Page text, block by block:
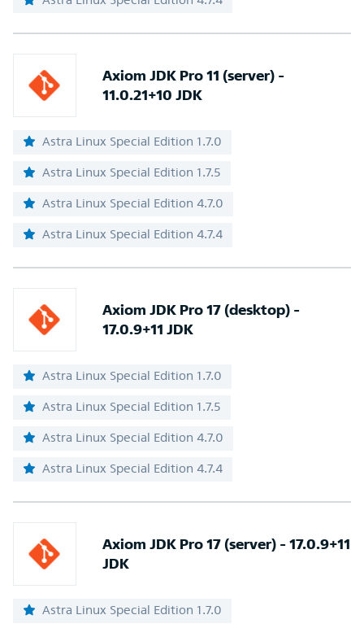
Axiom JDK Pro 11 (server) -
11.0.21+10 JDK
Astra Linux Special Edition 1.7.0
Astra Linux Special Edition 1.7.5
Astra Linux Special Edition 4.7.0
Astra Linux Special Edition 4.7.4
Axiom JDK Pro 17 (desktop) -
17.0.9+11 JDK
Astra Linux Special Edition 1.7.0
Astra Linux Special Edition 1.7.5
Astra Linux Special Edition 4.7.0
Astra Linux Special Edition 4.7.4
Axiom JDK Pro 17 (server) - 17.0.9+11
JDK
Astra Linux Special Edition 1.7.0